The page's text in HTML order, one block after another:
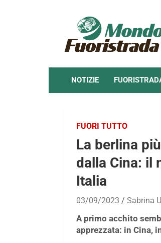
NOTIZIE
FUORI TUTTO
La berlina
dalla Cina: il
Italia
03/09/2023 Sabrina
A primo acchito
apprezzata: in Cina,